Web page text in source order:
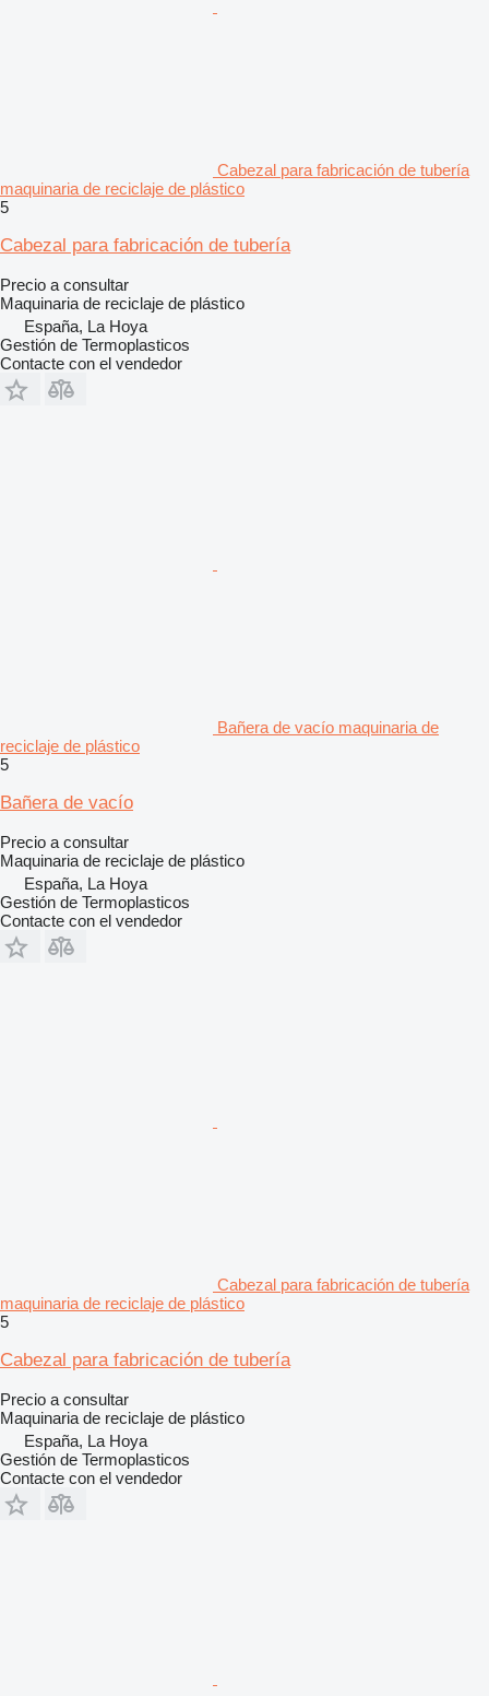
Cabezal para fabricación de tubería
maquinaria de reciclaje de plástico
5
Cabezal para fabricación de tubería
Precio a consultar
Maquinaria de reciclaje de plástico
España, La Hoya
Gestión de Termoplasticos
Contacte con el vendedor
Bañera de vacío maquinaria de
reciclaje de plástico
5
Bañera de vacío
Precio a consultar
Maquinaria de reciclaje de plástico
España, La Hoya
Gestión de Termoplasticos
Contacte con el vendedor
Cabezal para fabricación de tubería
maquinaria de reciclaje de plástico
5
Cabezal para fabricación de tubería
Precio a consultar
Maquinaria de reciclaje de plástico
España, La Hoya
Gestión de Termoplasticos
Contacte con el vendedor